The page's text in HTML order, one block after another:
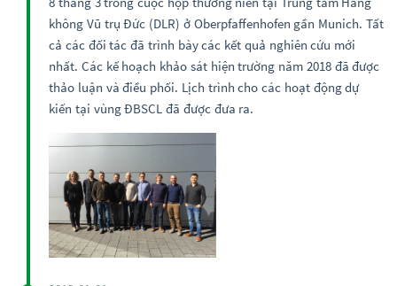
không Vũ trụ Đức (DLR) ở Oberpfaffenhofen gần Munich. Tất
cả các đối tác đã trình bày các kết quả nghiên cứu mới
nhất. Các kế hoạch khảo sát hiện trường năm 2018 đã được
thảo luận và điều phối. Lịch trình cho các hoạt động dự
kiến tại vùng ĐBSCL đã được đưa ra.